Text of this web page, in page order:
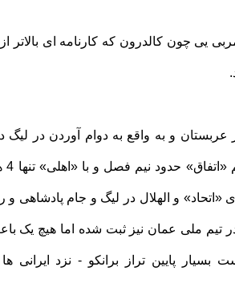
یی چون کالدرون که کارنامه ای بالاتر از
و به واقع به دوام آوردن در لیگ
سعودی
«اتحاد» و الهلال در لیگ و جام پادشاهی
در تیم ملی عمان نیز ثبت شده اما هیچ یک
بسیار پایین تراز برانکو - نزد